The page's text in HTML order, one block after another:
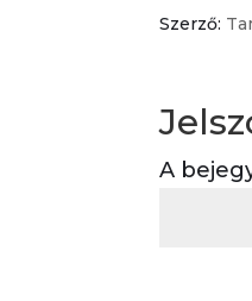
Szerző:
A